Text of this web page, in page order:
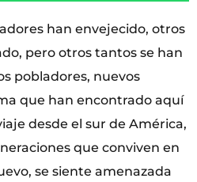
han envejecido, otros
pero otros tantos se han
pobladores, nuevos
que han encontrado aquí
desde el sur de América,
que conviven en
se siente amenazada